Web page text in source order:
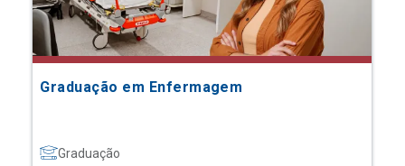
Graduação em Enfermagem
Graduação